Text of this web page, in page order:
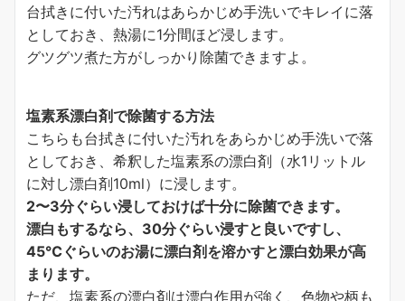
台拭きに付いた汚れはあらかじめ手洗いでキレイに落
としておき、熱湯に1分間ほど浸します。
グツグツ煮た方がしっかり除菌できますよ。
塩素系漂白剤で除菌する方法
こちらも台拭きに付いた汚れをあらかじめ手洗いで落
としておき、希釈した塩素系の漂白剤（水1リットル
に対し漂白剤10ml）に浸します。
2〜3分ぐらい浸しておけば十分に除菌できます。
漂白もするなら、30分ぐらい浸すと良いですし、
45℃ぐらいのお湯に漂白剤を溶かすと漂白効果が高
まります。
ただ、塩素系の漂白剤は漂白作用が強く、色物や柄も